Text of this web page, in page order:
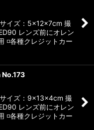
イズ：5×12×7cm 撮
レンズ前にオレン
◽️各種クレジットカー
イズ：9×13×4cm 撮
レンズ前にオレン
◽️各種クレジットカー